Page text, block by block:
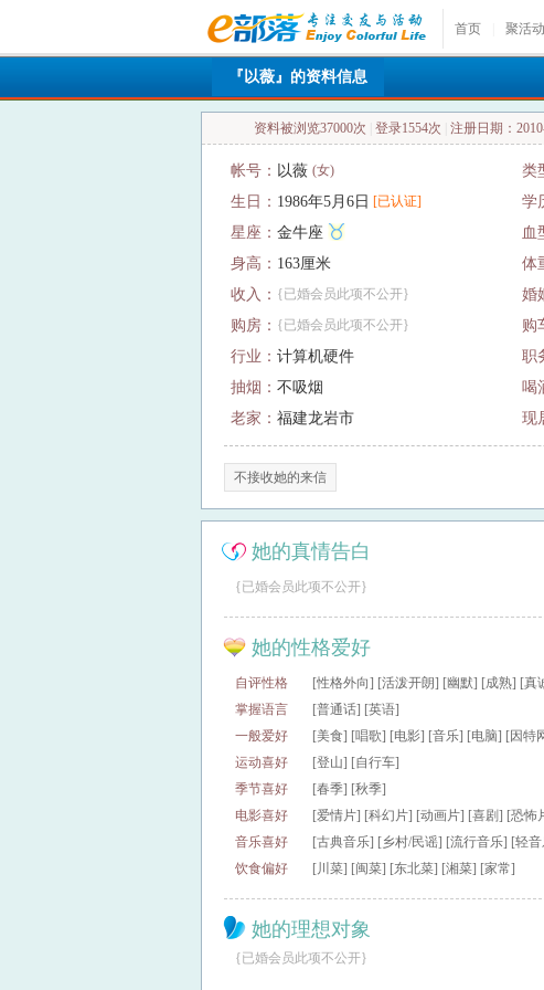
首页 聚活动
『以薇』的资料信息
资料被浏览37000次 登录1554次 注册日期：
帐号： 以薇 (女) 类
生日： 1986年5月6日 [已认证] 学
星座： 金牛座 血
身高： 163厘米 体
收入： {已婚会员此项不公开} 婚
购房： {已婚会员此项不公开} 购
行业： 计算机硬件 职
抽烟： 不吸烟 喝
老家： 福建龙岩市 现
不接收她的来信
她的真情告白
{已婚会员此项不公开}
她的性格爱好
自评性格
[性格外向] [活泼开朗] [幽默] [成熟] [
掌握语言
[普通话] [英语]
一般爱好
[美食] [唱歌] [电影] [音乐] [电脑] [因特
运动喜好
[登山] [自行车]
季节喜好
[春季] [秋季]
电影喜好
[爱情片] [科幻片] [动画片] [喜剧] [恐怖
音乐喜好
[古典音乐] [乡村/民谣] [流行音乐] [轻
饮食偏好
[川菜] [闽菜] [东北菜] [湘菜] [家常]
她的理想对象
{已婚会员此项不公开}